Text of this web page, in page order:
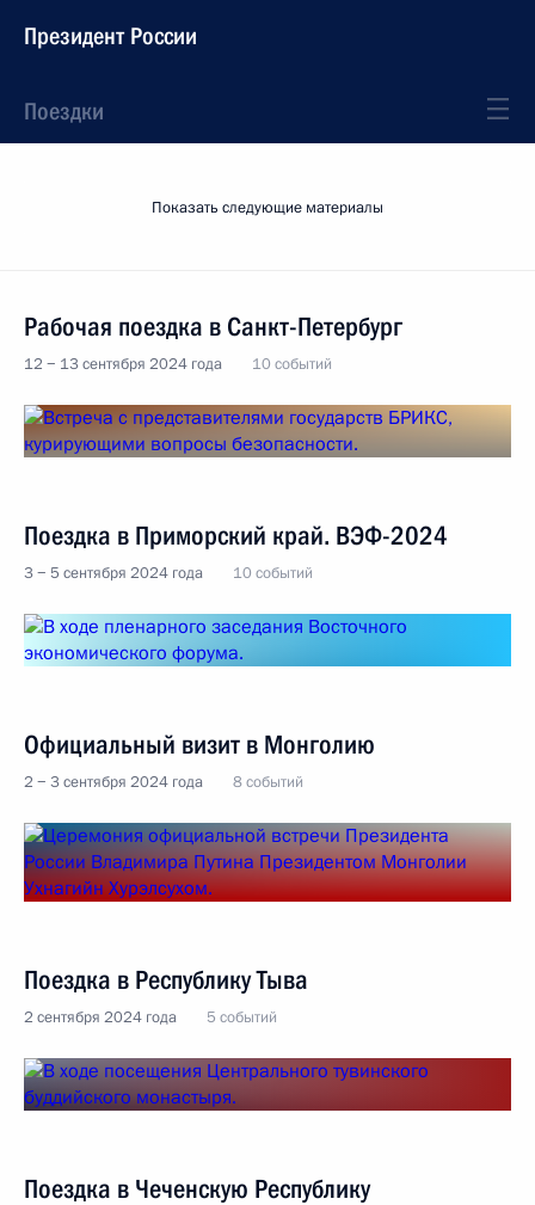
Президент России
Поездки
Показать следующие материалы
Рабочая поездка в Санкт-Петербург
12 − 13 сентября 2024 года 10 событий
Поездка в Приморский край. ВЭФ-2024
3 − 5 сентября 2024 года 10 событий
Официальный визит в Монголию
2 − 3 сентября 2024 года 8 событий
Поездка в Республику Тыва
2 сентября 2024 года 5 событий
Поездка в Чеченскую Республику